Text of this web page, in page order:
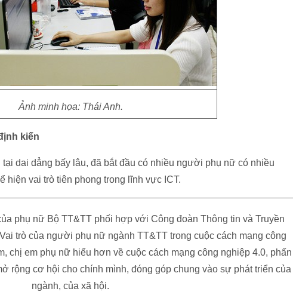
Ảnh minh họa: Thái Anh.
kiến
dai dẳng bấy lâu, đã bắt đầu có nhiều người phụ nữ có nhiều
hiện vai trò tiên phong trong lĩnh vực ICT.
phụ nữ Bộ TT&TT phối hợp với Công đoàn Thông tin và Truyền
trò của người phụ nữ ngành TT&TT trong cuộc cách mạng công
chị em phụ nữ hiểu hơn về cuộc cách mạng công nghiệp 4.0, phấn
rộng cơ hội cho chính mình, đóng góp chung vào sự phát triển của
ngành, của xã hội.